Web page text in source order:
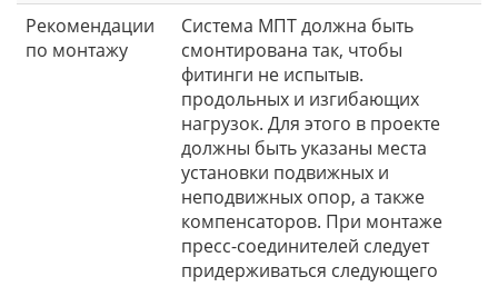
Рекомендации
по монтажу
Система МПТ должна быть
смонтирована так, чтобы
фитинги не испытыв.
продольных и изгибающих
нагрузок. Для этого в проекте
должны быть указаны места
установки подвижных и
неподвижных опор, а также
компенсаторов. При монтаже
пресс-соединителей следует
придерживаться следующего